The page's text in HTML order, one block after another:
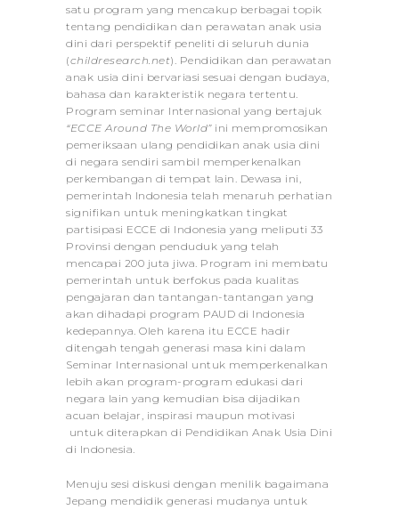
satu program yang mencakup berbagai topik
tentang pendidikan dan perawatan anak usia
dini dari perspektif peneliti di seluruh dunia
(childresearch.net). Pendidikan dan perawatan
anak usia dini bervariasi sesuai dengan budaya,
bahasa dan karakteristik negara tertentu.
Program seminar Internasional yang bertajuk
“ECCE Around The World”ini mempromosikan
pemeriksaan ulang pendidikan anak usia dini
di negara sendiri sambil memperkenalkan
perkembangan di tempat lain. Dewasa ini,
pemerintah Indonesia telah menaruh perhatian
signifikan untuk meningkatkan tingkat
partisipasi ECCE di Indonesia yang meliputi 33
Provinsi dengan penduduk yang telah
mencapai 200 juta jiwa. Program ini membatu
pemerintah untuk berfokus pada kualitas
pengajaran dan tantangan-tantangan yang
akan dihadapi program PAUD di Indonesia
kedepannya. Oleh karena itu ECCE hadir
ditengah tengah generasi masa kini dalam
Seminar Internasional untuk memperkenalkan
lebih akan program-program edukasi dari
negara lain yang kemudian bisa dijadikan
acuan belajar, inspirasi maupun motivasi
untuk diterapkan di Pendidikan Anak Usia Dini
di Indonesia.
Menuju sesi diskusi dengan menilik bagaimana
Jepang mendidik generasi mudanya untuk